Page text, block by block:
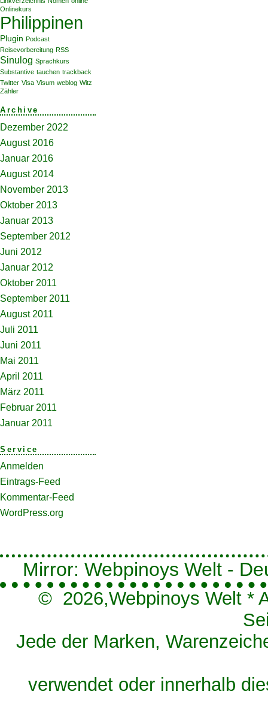
Onlinekurs
Philippinen
Plugin Podcast
Reisevorbereitung RSS
Sinulog Sprachkurs
Substantive tauchen trackback
Twitter Visa Visum weblog Witz
Zähler
Archive
Dezember 2022
August 2016
Januar 2016
August 2014
November 2013
Oktober 2013
Januar 2013
September 2012
Juni 2012
Januar 2012
Oktober 2011
September 2011
August 2011
Juli 2011
Juni 2011
Mai 2011
April 2011
März 2011
Februar 2011
Januar 2011
Service
Anmelden
Eintrags-Feed
Kommentar-Feed
WordPress.org
Mirror: Webpinoys Welt -
© 2026,Webpinoys Welt *
Jede der Marken,
verwendet oder innerhalb